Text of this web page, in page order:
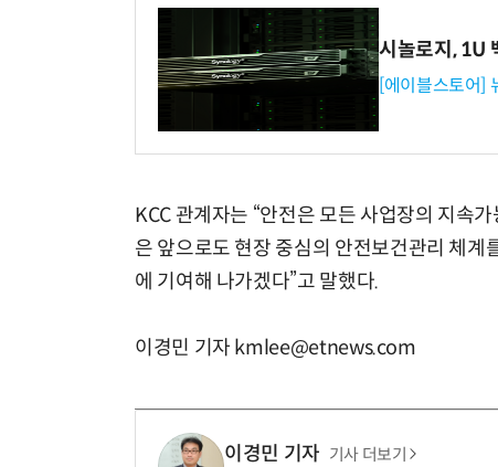
시놀로지, 1U
[에이블스토어]
KCC 관계자는 “안전은 모든 사업장의 지속
은 앞으로도 현장 중심의 안전보건관리 체계
에 기여해 나가겠다”고 말했다.
이경민 기자 kmlee@etnews.com
이경민 기자 기사 더보기